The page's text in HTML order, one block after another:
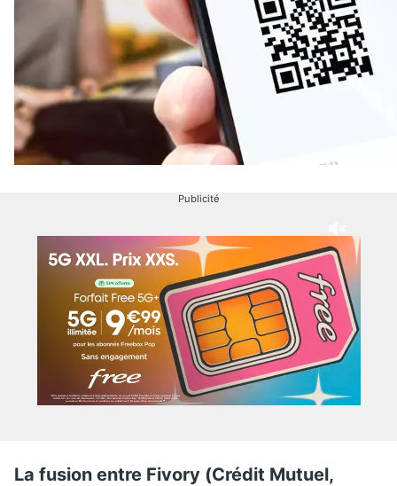
Publicité
La fusion entre Fivory (Crédit Mutuel,